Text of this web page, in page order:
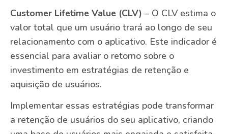
Customer Lifetime Value (CLV) – O CLV estima o
valor total que um usuário trará ao longo de seu
relacionamento com o aplicativo. Este indicador é
essencial para avaliar o retorno sobre o
investimento em estratégias de retenção e
aquisição de usuários.
Implementar essas estratégias pode transformar
a retenção de usuários do seu aplicativo, criando